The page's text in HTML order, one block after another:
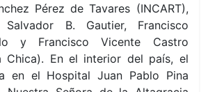
Pérez de Tavares (INCART),
B. Gautier, Francisco
y Francisco Vicente Castro
Chica). En el interior del país, el
en el Hospital Juan Pablo Pina